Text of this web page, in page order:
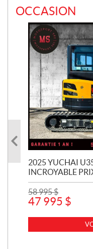
OCCASION
2025 YUCHAI
INCROYABLE
58 995$
47 995 $